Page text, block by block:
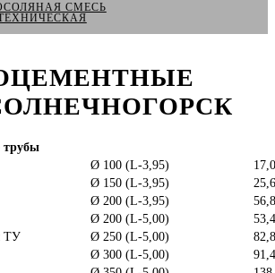
СМЕСЬ
трубы
ТУ
Ø 100 (L-3,95)
17,0
Ø 150 (L-3,95)
25,6
Ø 200 (L-3,95)
56,8
Ø 200 (L-5,00)
53,4
Ø 250 (L-5,00)
82,8
Ø 300 (L-5,00)
91,4